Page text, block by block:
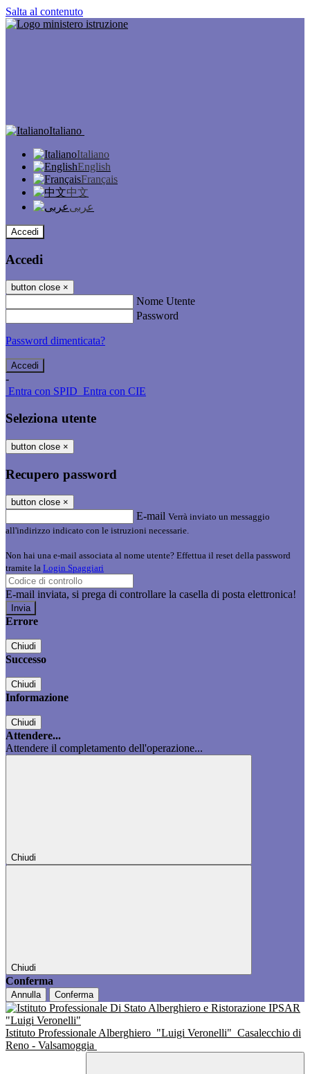
Salta al contenuto
Italiano
Italiano
English
Français
中文
عربى
Accedi
Accedi
button close ×
Nome Utente
Password
Password dimenticata?
-
Entra con SPID Entra con CIE
Seleziona utente
button close ×
Recupero password
button close ×
E-mail Verrà inviato un messaggio
all'indirizzo indicato con le istruzioni necessarie.
Non hai una e-mail associata al nome utente? Effettua il reset della password
tramite la Login Spaggiari
E-mail inviata, si prega di controllare la casella di posta elettronica!
Errore
Chiudi
Successo
Chiudi
Informazione
Chiudi
Attendere...
Attendere il completamento dell'operazione...
Chiudi
Chiudi
Conferma
Annulla Conferma
Istituto Professionale Alberghiero "Luigi Veronelli" Casalecchio di
Reno - Valsamoggia